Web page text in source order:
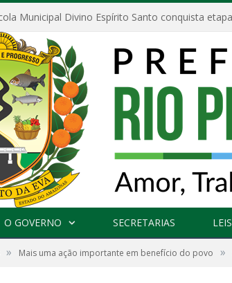
O GOVERNO SECRETARIAS LEIS
» Mais uma ação importante em benefício do povo »